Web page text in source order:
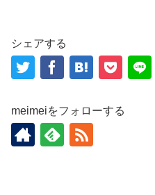
シェアする
meimeiをフォローする